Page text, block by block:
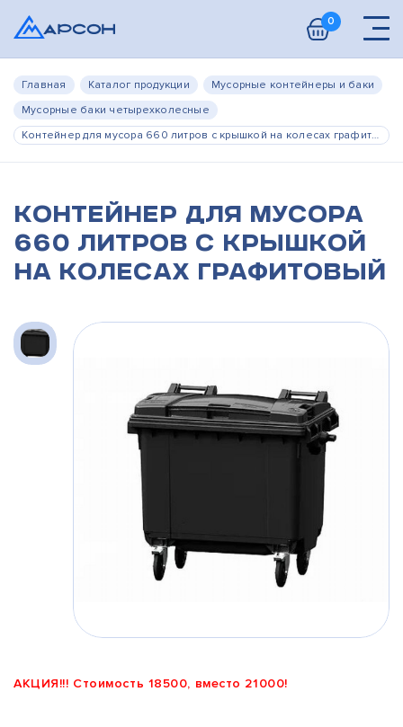
0
Главная Каталог продукции
Мусорные контейнеры и баки
Мусорные баки четырехколесные
Контейнер для мусора 660 литров с крышкой на колесах графитовый
Контейнер для мусора
660 литров с крышкой
на колесах графитовый
АКЦИЯ!!! Стоимость 18500, вместо 21000!